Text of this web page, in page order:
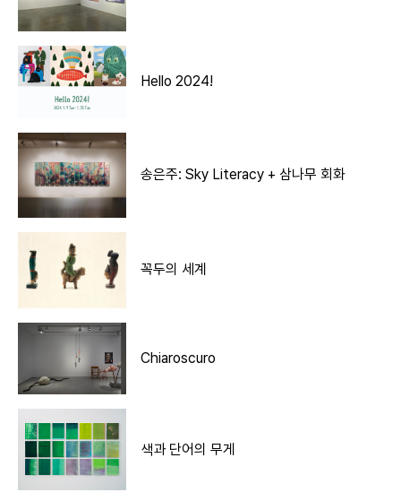
Hello 2024!
송은주: Sky Literacy + 삼나무 회화
꼭두의 세계
Chiaroscuro
색과 단어의 무게